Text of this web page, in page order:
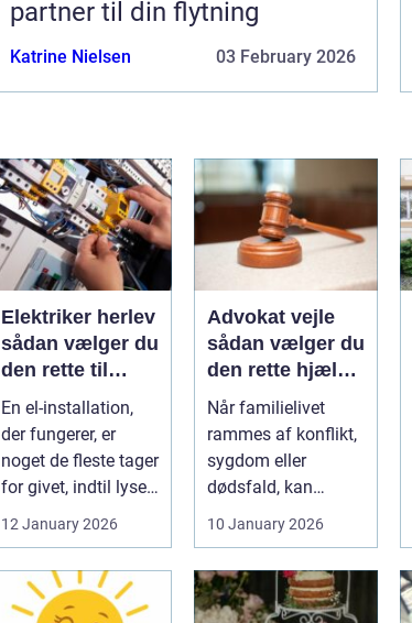
partner til din flytning
Katrine Nielsen 03 February 2026
Elektriker herlev
sådan vælger du
den rette til
opgaven
En el-installation,
der fungerer, er
noget de fleste tager
for givet, indtil lyset
12 January 2026
Advokat vejle
sådan vælger du
den rette hjælp
til familien
Når familielivet
rammes af konflikt,
sygdom eller
dødsfald, kan
hurtigt vokse si...
10 January 2026